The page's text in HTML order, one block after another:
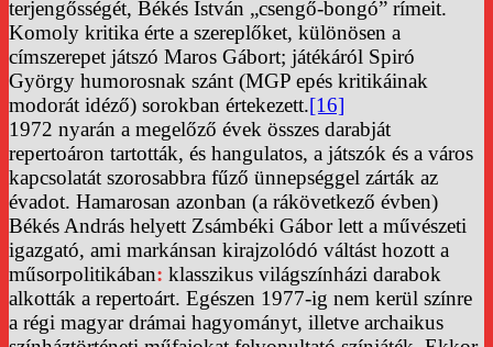
terjengősségét, Békés István „csengő-bongó” rímeit.
Komoly kritika érte a szereplőket, különösen a
címszerepet játszó Maros Gábort; játékáról Spiró
György humorosnak szánt (MGP epés kritikáinak
modorát idéző) sorokban értekezett.[16]
1972 nyarán a megelőző évek összes darabját
repertoáron tartották, és hangulatos, a játszók és a város
kapcsolatát szorosabbra fűző ünnepséggel zárták az
évadot. Hamarosan azonban (a rákövetkező évben)
Békés András helyett Zsámbéki Gábor lett a művészeti
igazgató, ami markánsan kirajzolódó váltást hozott a
műsorpolitikában: klasszikus világszínházi darabok
alkották a repertoárt. Egészen 1977-ig nem kerül színre
a régi magyar drámai hagyományt, illetve archaikus